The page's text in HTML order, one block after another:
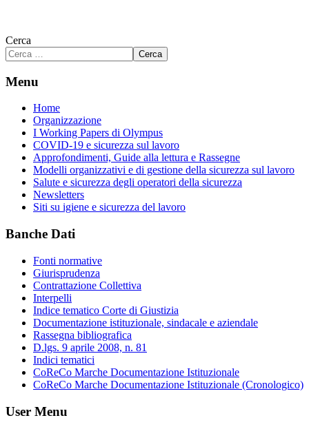
Cerca
Cerca
Menu
Home
Organizzazione
I Working Papers di Olympus
COVID-19 e sicurezza sul lavoro
Approfondimenti, Guide alla lettura e Rassegne
Modelli organizzativi e di gestione della sicurezza sul lavoro
Salute e sicurezza degli operatori della sicurezza
Newsletters
Siti su igiene e sicurezza del lavoro
Banche Dati
Fonti normative
Giurisprudenza
Contrattazione Collettiva
Interpelli
Indice tematico Corte di Giustizia
Documentazione istituzionale, sindacale e aziendale
Rassegna bibliografica
D.lgs. 9 aprile 2008, n. 81
Indici tematici
CoReCo Marche Documentazione Istituzionale
CoReCo Marche Documentazione Istituzionale (Cronologico)
User Menu